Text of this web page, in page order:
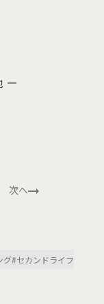
グ#セカンドライフ
ー
次へ